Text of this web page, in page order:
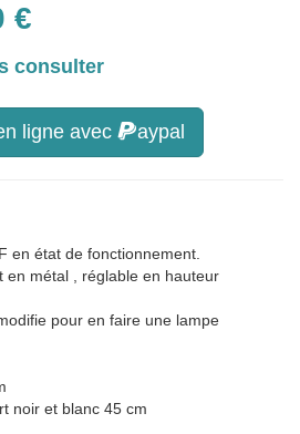
€
consulter
ligne avec aypal
en état de fonctionnement.
en métal , réglable en hauteur
pour en faire une lampe
noir et blanc 45 cm